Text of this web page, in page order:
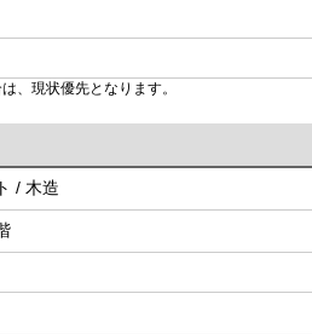
、現状優先となります。
/ 木造